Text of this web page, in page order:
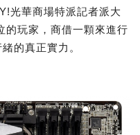
光華商場特派記者派大
的玩家，商借一顆來進行
的真正實力。